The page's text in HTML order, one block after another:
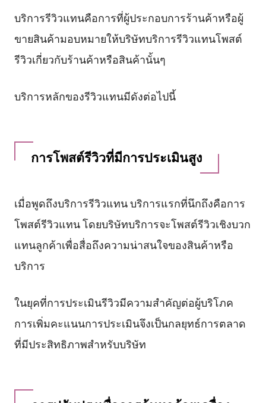
บริการรีวิวแทนคือการที่ผู้ประกอบการร้านค้าหรือผู้
ขายสินค้ามอบหมายให้บริษัทบริการรีวิวแทนโพสต์
รีวิวเกี่ยวกับร้านค้าหรือสินค้านั้นๆ
บริการหลักของรีวิวแทนมีดังต่อไปนี้
การโพสต์รีวิวที่มีการประเมินสูง
เมื่อพูดถึงบริการรีวิวแทน บริการแรกที่นึกถึงคือการ
โพสต์รีวิวแทน โดยบริษัทบริการจะโพสต์รีวิวเชิงบวก
แทนลูกค้าเพื่อสื่อถึงความน่าสนใจของสินค้าหรือ
บริการ
ในยุคที่การประเมินรีวิวมีความสำคัญต่อผู้บริโภค
การเพิ่มคะแนนการประเมินจึงเป็นกลยุทธ์การตลาด
ที่มีประสิทธิภาพสำหรับบริษัท